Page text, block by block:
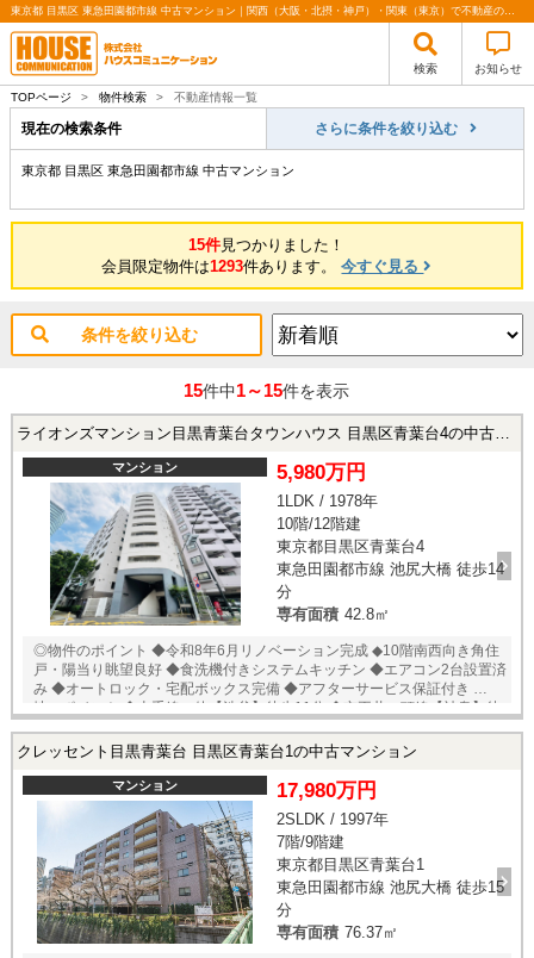
東京都 目黒区 東急田園都市線 中古マンション｜関西（大阪・北摂・神戸）・関東（東京）で不動産の購入・売却、注文住宅、リノベーションの事なら株式会社ハウスコミュニケーション
検索 お知らせ
TOPページ > 物件検索 > 不動産情報一覧
現在の検索条件 さらに条件を絞り込む
東京都 目黒区 東急田園都市線 中古マンション
15件見つかりました！
会員限定物件は1293件あります。今すぐ見る
条件を絞り込む
15件中1～15件を表示
ライオンズマンション目黒青葉台タウンハウス 目黒区青葉台4の中古マンション
マンション 5,980万円
1LDK / 1978年
10階/12階建
東京都目黒区青葉台4
東急田園都市線 池尻大橋 徒歩14
分
専有面積 42.8㎡
◎物件のポイント ◆令和8年6月リノベーション完成 ◆10階南西向き角住
戸・陽当り眺望良好 ◆食洗機付きシステムキッチン ◆エアコン2台設置済
み ◆オートロック・宅配ボックス完備 ◆アフターサービス保証付き ◎立
地のポイント ◆山手線、他【渋谷】徒歩11分 ◆京王井の頭線【神泉】徒
泉町店 徒歩2分 ◆ナチュラルローソン 渋谷神泉町店 徒歩1分 ◆神泉児
当店までお電話いただくか、もしくは24時間対応可能「内覧予約・お問
い合わせ」フォームよりお問い合わせ下さい！業務に精通したスタッフ
が丁寧に対応致します。ご来店が困難な場合は、ご希望場所でのお待ち
合わせも可能です。
クレッセント目黒青葉台 目黒区青葉台1の中古マンション
マンション 17,980万円
2SLDK / 1997年
7階/9階建
東京都目黒区青葉台1
東急田園都市線 池尻大橋 徒歩15
分
専有面積 76.37㎡